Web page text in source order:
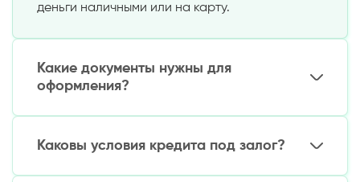
деньги наличными или на карту.
Какие документы нужны для
оформления?
Необходимо подготовить:
Паспорт
Каковы условия кредита под залог?
Сумма займа: от 5 до 300 миллионов сум